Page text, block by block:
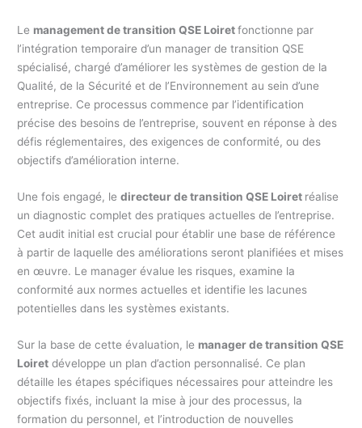
Le management de transition QSE Loiretfonctionne par
l’intégration temporaire d’un manager de transition QSE
spécialisé, chargé d’améliorer les systèmes de gestion de la
Qualité, de la Sécurité et de l’Environnement au sein d’une
entreprise. Ce processus commence par l’identification
précise des besoins de l’entreprise, souvent en réponse à des
défis réglementaires, des exigences de conformité, ou des
objectifs d’amélioration interne.
Une fois engagé, ledirecteur de transition QSE Loiret réalise
un diagnostic complet des pratiques actuelles de l’entreprise.
Cet audit initial est crucial pour établir une base de référence
à partir de laquelle des améliorations seront planifiées et mises
en œuvre. Le manager évalue les risques, examine la
conformité aux normes actuelles et identifie les lacunes
potentielles dans les systèmes existants.
Sur la base de cette évaluation, le manager de transition QSE
Loiret développe un plan d’action personnalisé. Ce plan
détaille les étapes spécifiques nécessaires pour atteindre les
objectifs fixés, incluant la mise à jour des processus, la
formation du personnel, et l’introduction de nouvelles